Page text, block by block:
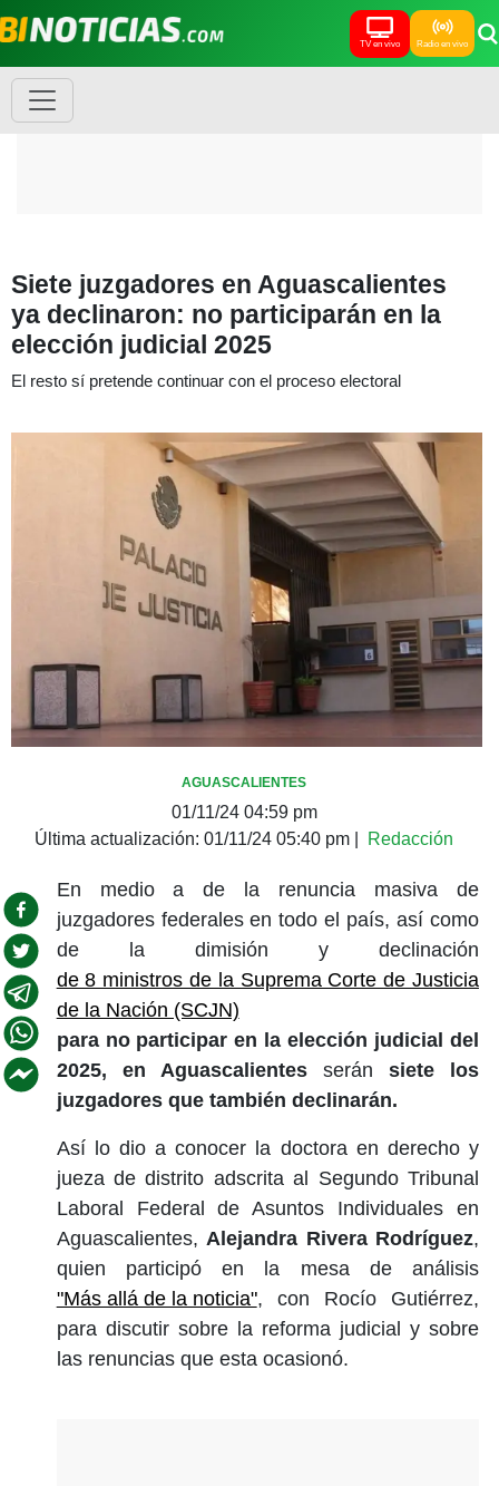
TV en vivo Radio en vivo
Siete juzgadores en Aguascalientes
ya declinaron: no participarán en la
elección judicial 2025
El resto sí pretende continuar con el proceso electoral
AGUASCALIENTES
01/11/24 04:59 pm
Última actualización: 01/11/24 05:40 pm Redacción
En medio a de la renuncia masiva de
juzgadores federales en todo el país, así como
de la dimisión y declinación
de 8 ministros de la Suprema Corte de Justicia
de la Nación (SCJN)
para no participar en la elección judicial del
2025,
en Aguascalientes serán siete los
juzgadores que también declinarán.
Así lo dio a conocer la doctora en derecho y
jueza de distrito adscrita al Segundo Tribunal
Laboral Federal de Asuntos Individuales en
Aguascalientes, Alejandra Rivera Rodríguez,
quien participó en la mesa de análisis
"Más allá de la noticia", con Rocío Gutiérrez,
para discutir sobre la reforma judicial y sobre
las renuncias que esta ocasionó.